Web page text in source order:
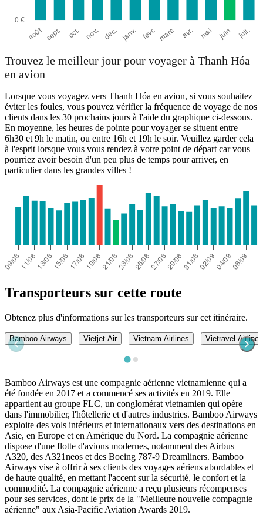
Trouvez le meilleur jour pour voyager à Thanh Hóa
en avion
Lorsque vous voyagez vers Thanh Hóa en avion, si vous souhaitez
éviter les foules, vous pouvez vérifier la fréquence de voyage de nos
clients dans les 30 prochains jours à l'aide du graphique ci-dessous.
En moyenne, les heures de pointe pour voyager se situent entre
6h30 et 9h le matin, ou entre 16h et 19h le soir. Veuillez garder cela
à l'esprit lorsque vous vous rendez à votre point de départ car vous
pourriez avoir besoin d'un peu plus de temps pour arriver, en
particulier dans les grandes villes !
Transporteurs sur cette route
Obtenez plus d'informations sur les transporteurs sur cet itinéraire.
Bamboo Airways Vietjet Air Vietnam Airlines Vietravel Airlines
Bamboo Airways est une compagnie aérienne vietnamienne qui a
été fondée en 2017 et a commencé ses activités en 2019. Elle
appartient au groupe FLC, un conglomérat vietnamien qui opère
dans l'immobilier, l'hôtellerie et d'autres industries. Bamboo Airways
exploite des vols intérieurs et internationaux vers des destinations en
Asie, en Europe et en Amérique du Nord. La compagnie aérienne
dispose d'une flotte d'avions modernes, notamment des Airbus
A320, des A321neos et des Boeing 787-9 Dreamliners. Bamboo
Airways vise à offrir à ses clients des voyages aériens abordables et
de haute qualité, en mettant l'accent sur la sécurité, le confort et la
commodité. La compagnie aérienne a reçu plusieurs récompenses
pour ses services, dont le prix de la "Meilleure nouvelle compagnie
aérienne" aux Asia-Pacific Aviation Awards 2019.